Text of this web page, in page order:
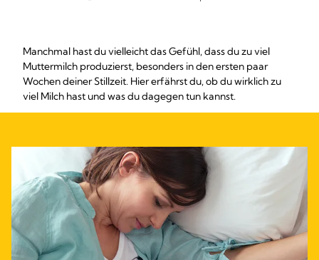
Manchmal hast du vielleicht das Gefühl, dass du zu viel
Muttermilch produzierst, besonders in den ersten paar
Wochen deiner Stillzeit. Hier erfährst du, ob du wirklich zu
viel Milch hast und was du dagegen tun kannst.